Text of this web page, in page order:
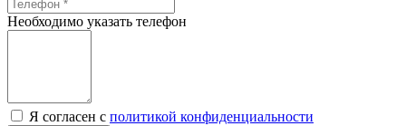
Необходимо указать телефон
Я согласен с политикой конфиденциальности